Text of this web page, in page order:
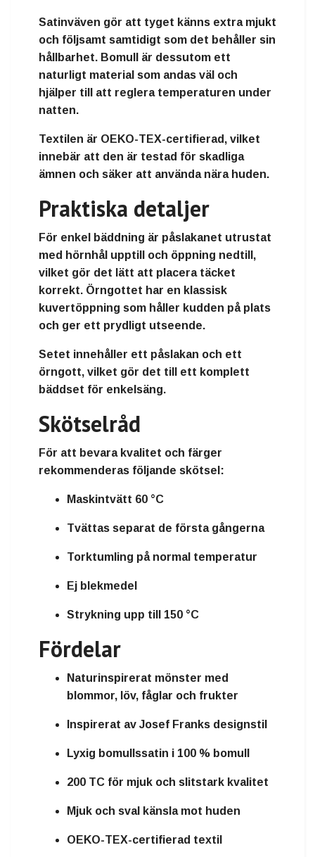
Satinväven gör att tyget känns extra mjukt
och följsamt samtidigt som det behåller sin
hållbarhet. Bomull är dessutom ett
naturligt material som andas väl och
hjälper till att reglera temperaturen under
natten.
Textilen är OEKO-TEX-certifierad, vilket
innebär att den är testad för skadliga
ämnen och säker att använda nära huden.
Praktiska detaljer
För enkel bäddning är påslakanet utrustat
med hörnhål upptill och öppning nedtill,
vilket gör det lätt att placera täcket
korrekt. Örngottet har en klassisk
kuvertöppning som håller kudden på plats
och ger ett prydligt utseende.
Setet innehåller ett påslakan och ett
örngott, vilket gör det till ett komplett
bäddset för enkelsäng.
Skötselråd
För att bevara kvalitet och färger
rekommenderas följande skötsel:
Maskintvätt 60 °C
Tvättas separat de första gångerna
Torktumling på normal temperatur
Ej blekmedel
Strykning upp till 150 °C
Fördelar
Naturinspirerat mönster med
blommor, löv, fåglar och frukter
Inspirerat av Josef Franks designstil
Lyxig bomullssatin i 100 % bomull
200 TC för mjuk och slitstark kvalitet
Mjuk och sval känsla mot huden
OEKO-TEX-certifierad textil